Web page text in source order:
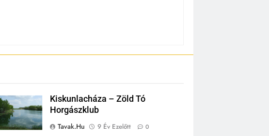
Kiskunlacháza – Zöld Tó
Horgászklub
Tavak.hu
9 Év Ezelőtt 0